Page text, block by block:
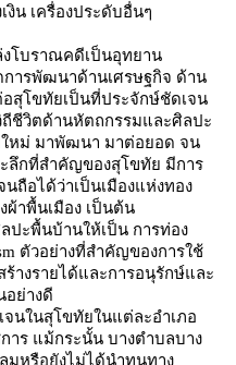
งิน เครื่องประดับอื่นๆ
โบราณคดีเป็นอุทยาน
การพัฒนาด้านเศรษฐกิจ ด้าน
สุโขทัยเป็นที่ประจักษ์ชัดเจน
ชีวิตด้านหัตถกรรมและศิลปะ
หม่ มาพัฒนา มาต่อยอด จน
ลึกที่สำคัญของสุโขทัย มีการ
นถือได้ว่าเป็นเมืองแห่งทอง
ผ้าพื้นเมือง เป็นต้น
ะพื้นบ้านให้เป็น การท่อง
ตัวอย่างที่สำคัญของการใช้
างรายได้และการอนุรักษ์และ
อย่างดี
นในสุโขทัยในแต่ละอำเภอ
าร แม้กระนั้น บางตำบลบาง
มหรือยังไม่ได้นำทุนทาง